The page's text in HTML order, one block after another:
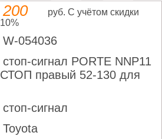
200
руб. С учётом скидки
10%
W-054036
стоп-сигнал PORTE NNP11
СТОП правый 52-130 для
стоп-сигнал
Toyota